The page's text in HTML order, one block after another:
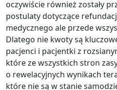
oczywiście również zostały
postulaty dotyczące
medycznego ale przede
Dlatego nie kwoty są
pacjenci i pacjentki z
które ze wszystkich stron
o rewelacyjnych wynikach
które nie są w stanie